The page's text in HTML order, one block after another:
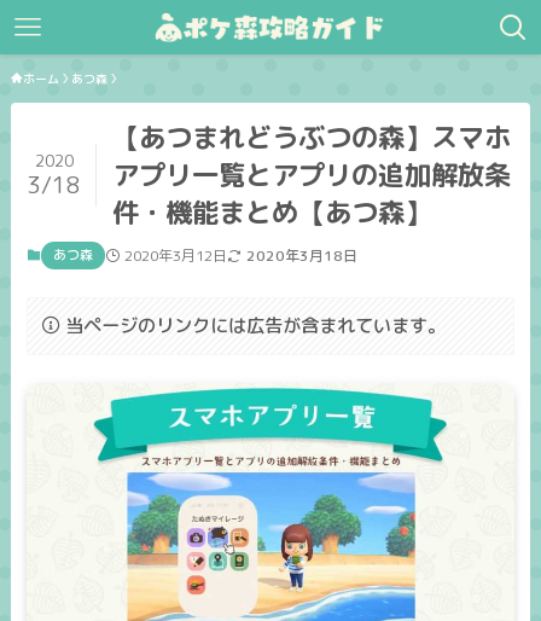
ホーム あつ森
【あつまれどうぶつの森】スマホ
アプリ一覧とアプリの追加解放条
件・機能まとめ【あつ森】
2020
3/18
あつ森 2020年3月12日 2020年3月18日
当ページのリンクには広告が含まれています。